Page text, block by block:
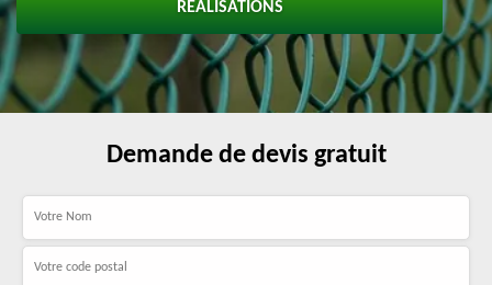
RÉALISATIONS
Demande de devis gratuit